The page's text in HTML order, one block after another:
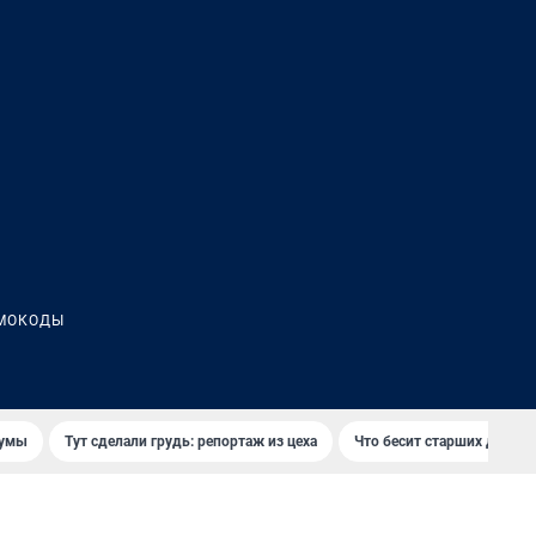
Тут сделали грудь: репортаж из цеха Что бесит старших детей